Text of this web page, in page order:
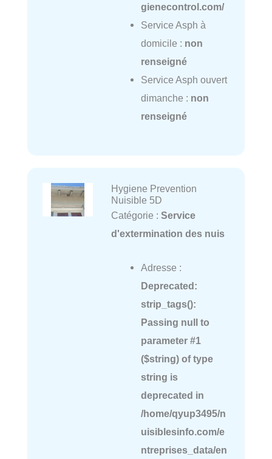
gienecontrol.com/
Service Asph à
domicile : non
renseigné
Service Asph ouvert
dimanche : non
renseigné
Hygiene Prevention
Nuisible 5D
Catégorie : Service
d'extermination des nuis
Adresse :
Deprecated:
strip_tags():
Passing null to
parameter #1
($string) of type
string is
deprecated in
/home/qyup3495/n
uisiblesinfo.com/e
ntreprises_data/en